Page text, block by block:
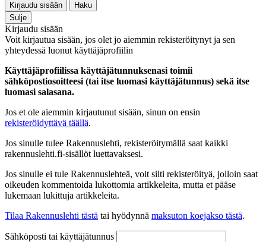
Kirjaudu sisään
Haku
Sulje
Kirjaudu sisään
Voit kirjautua sisään, jos olet jo aiemmin rekisteröitynyt ja sen
yhteydessä luonut käyttäjäprofiilin
Käyttäjäprofiilissa käyttäjätunnuksenasi toimii
sähköpostiosoitteesi (tai itse luomasi käyttäjätunnus) sekä itse
luomasi salasana.
Jos et ole aiemmin kirjautunut sisään, sinun on ensin
rekisteröidyttävä täällä.
Jos sinulle tulee Rakennuslehti, rekisteröitymällä saat kaikki
rakennuslehti.fi-sisällöt luettavaksesi.
Jos sinulle ei tule Rakennuslehteä, voit silti rekisteröityä, jolloin saat
oikeuden kommentoida lukottomia artikkeleita, mutta et pääse
lukemaan lukittuja artikkeleita.
Tilaa Rakennuslehti tästä tai hyödynnä maksuton koejakso tästä.
Sähköposti tai käyttäjätunnus